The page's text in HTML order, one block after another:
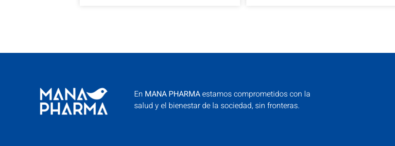
En MANA PHARMAestamos comprometidos con la
salud y el bienestar de la sociedad, sin fronteras.